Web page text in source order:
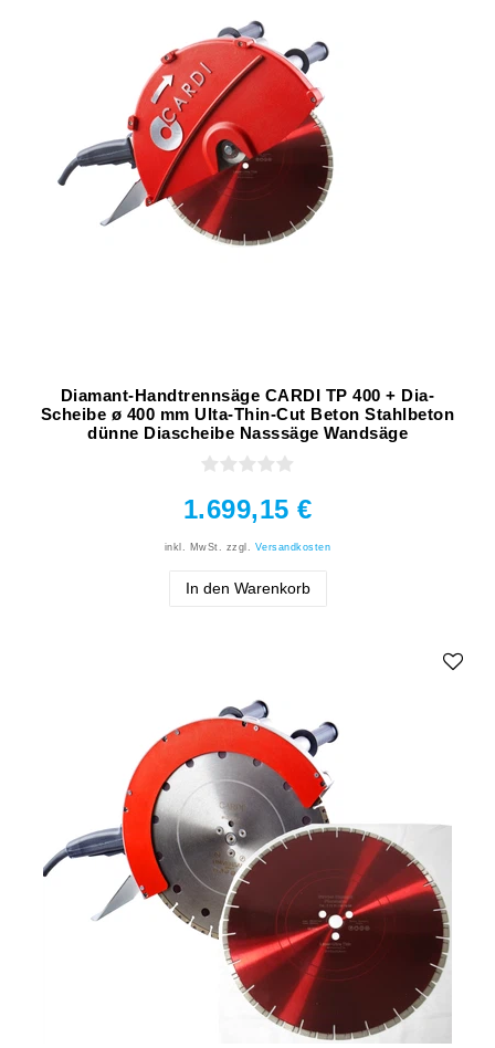
Diamant-Handtrennsäge CARDI TP 400 + Dia-
Scheibe ø 400 mm Ulta-Thin-Cut Beton Stahlbeton
dünne Diascheibe Nasssäge Wandsäge
1.699,15 €
inkl. MwSt. zzgl. Versandkosten
In den Warenkorb